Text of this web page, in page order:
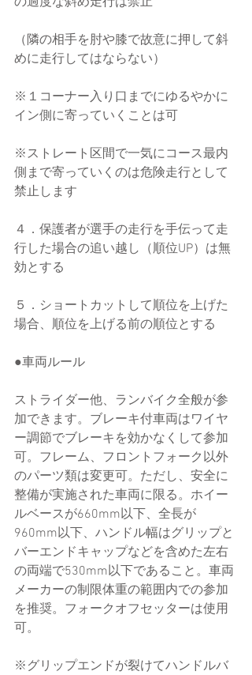
（隣の相手を肘や膝で故意に押して斜
めに走行してはならない）
※１コーナー入り口までにゆるやかに
イン側に寄っていくことは可
※ストレート区間で一気にコース最内
側まで寄っていくのは危険走行として
禁止します
４．保護者が選手の走行を手伝って走
行した場合の追い越し（順位UP）は無
効とする
５．ショートカットして順位を上げた
場合、順位を上げる前の順位とする
●車両ルール
ストライダー他、ランバイク全般が参
加できます。ブレーキ付車両はワイヤ
ー調節でブレーキを効かなくして参加
可。フレーム、フロントフォーク以外
のパーツ類は変更可。ただし、安全に
整備が実施された車両に限る。ホイー
ルベースが660mm以下、全長が
960mm以下、ハンドル幅はグリップと
バーエンドキャップなどを含めた左右
の両端で530mm以下であること。車両
メーカーの制限体重の範囲内での参加
を推奨。フォークオフセッターは使用
可。
※グリップエンドが裂けてハンドルバ